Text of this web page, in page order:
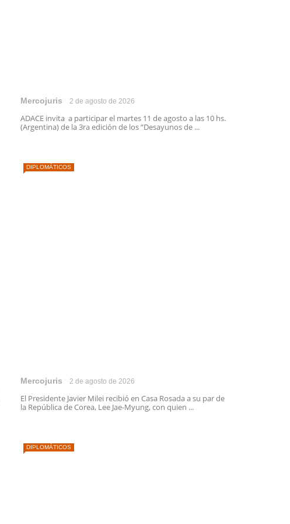
Mercojuris 2 de agosto de 2026
ADACE invita a participar el martes 11 de agosto a las 10 hs.
(Argentina) de la 3ra edición de los “Desayunos de ...
DIPLOMÁTICOS
Mercojuris 2 de agosto de 2026
El Presidente Javier Milei recibió en Casa Rosada a su par de
la República de Corea, Lee Jae-Myung, con quien ...
DIPLOMÁTICOS